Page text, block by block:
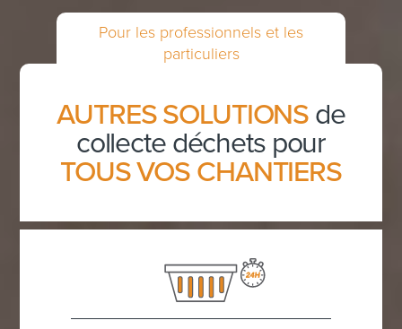
Pour les professionnels et les
particuliers
AUTRES SOLUTIONSde
collecte déchets pour
TOUS VOS CHANTIERS